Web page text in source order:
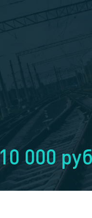
10 000